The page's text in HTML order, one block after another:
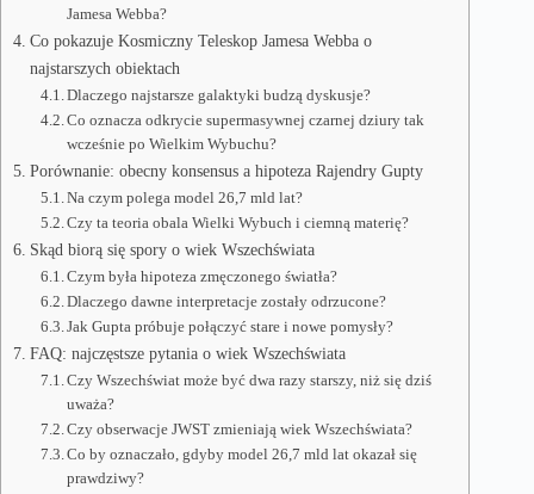
Jamesa Webba?
Co pokazuje Kosmiczny Teleskop Jamesa Webba o
najstarszych obiektach
Dlaczego najstarsze galaktyki budzą dyskusje?
Co oznacza odkrycie supermasywnej czarnej dziury tak
wcześnie po Wielkim Wybuchu?
Porównanie: obecny konsensus a hipoteza Rajendry Gupty
Na czym polega model 26,7 mld lat?
Czy ta teoria obala Wielki Wybuch i ciemną materię?
Skąd biorą się spory o wiek Wszechświata
Czym była hipoteza zmęczonego światła?
Dlaczego dawne interpretacje zostały odrzucone?
Jak Gupta próbuje połączyć stare i nowe pomysły?
FAQ: najczęstsze pytania o wiek Wszechświata
Czy Wszechświat może być dwa razy starszy, niż się dziś
uważa?
Czy obserwacje JWST zmieniają wiek Wszechświata?
Co by oznaczało, gdyby model 26,7 mld lat okazał się
prawdziwy?